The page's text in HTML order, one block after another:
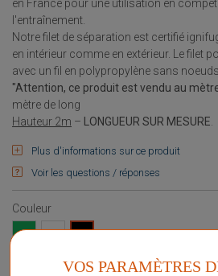
en France pour une utilisation en
l'entraînement.
Notre filet de séparation est certifié
en intérieur comme en extérieur. Le filet
avec un fil en polypropylène sans
"Attention, ce produit est vendu au
mètre de long
Hauteur 2m – LONGUEUR SUR MESURE
Plus d'informations sur ce produit
Voir les questions / réponses
Couleur
vert
blancnoir
VOS PARAMÈTRES